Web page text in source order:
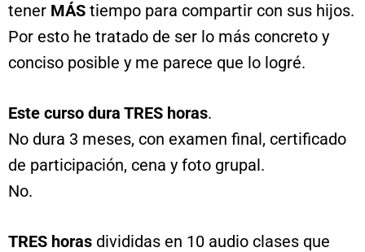
tener MÁS tiempo para compartir con sus hijos.
Por esto he tratado de ser lo más concreto y
conciso posible y me parece que lo logré.
Este curso dura TRES horas.
No dura 3 meses, con examen final, certificado
de participación, cena y foto grupal.
No.
TRES horas divididas en 10 audio clases que